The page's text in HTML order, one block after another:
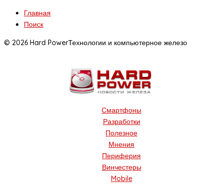
Главная
Поиск
© 2026 Hard PowerТехнологии и компьютерное железо
Смартфоны
Разработки
Полезное
Мнения
Периферия
Винчестеры
Mobile